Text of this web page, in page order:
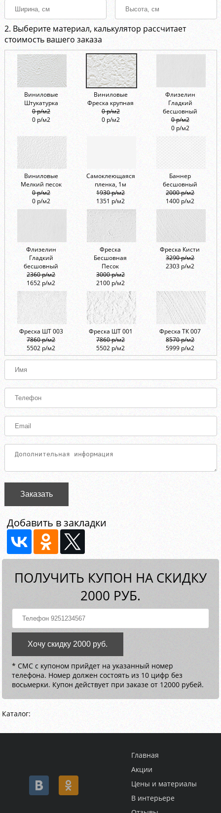
2. Выберите материал, калькулятор рассчитает
стоимость вашего заказа
Виниловые
Штукатурка
0 р/м2
0 р/м2
Виниловые
Фреска крупная
0 р/м2
0 р/м2
Флизелин
Гладкий
бесшовный
0 р/м2
0 р/м2
Виниловые
Мелкий песок
0 р/м2
0 р/м2
Самоклеющаяся
пленка, 1м
1930 р/м2
1351 р/м2
Баннер
бесшовный
2000 р/м2
1400 р/м2
Флизелин
Гладкий
бесшовный
2360 р/м2
1652 р/м2
Фреска
Бесшовная
Песок
3000 р/м2
2100 р/м2
Фреска Кисти
3290 р/м2
2303 р/м2
Фреска ШТ 003
7860 р/м2
5502 р/м2
Фреска ШТ 001
7860 р/м2
5502 р/м2
Фреска ТК 007
8570 р/м2
5999 р/м2
Заказать
Добавить в закладки
ПОЛУЧИТЬ КУПОН НА СКИДКУ
2000 РУБ.
Хочу скидку 2000 руб.
* СМС с купоном прийдет на указанный номер
телефона. Номер должен состоять из 10 цифр без
восьмерки. Купон действует при заказе от 12000 рубей.
Каталог:
Главная
Акции
Цены и материалы
В интерьере